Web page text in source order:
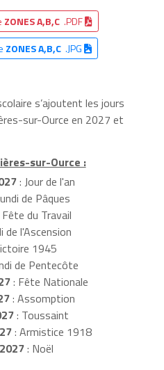
ZONES A,B,C .PDF
ZONES A,B,C.JPG
s’ajoutent les jours
sur-Ource en 2027 et
sur-Ource :
: Jour de l'an
de Pâques
Fête du Travail
de l'Ascension
1945
de Pentecôte
: Fête Nationale
: Assomption
: Toussaint
: Armistice 1918
: Noël